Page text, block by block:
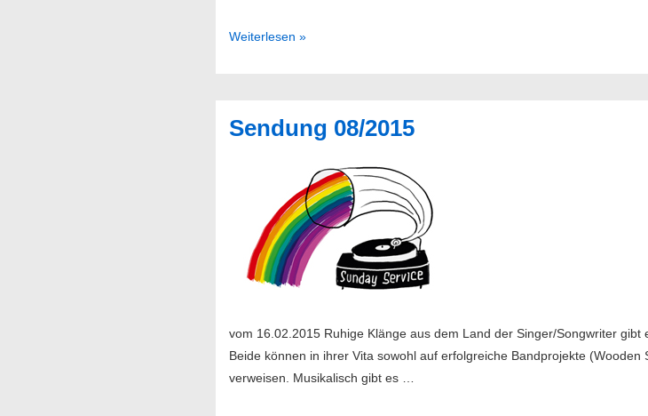
Sendung
Weiterlesen »
Sendung 08/2015
vom 16.02.2015 Ruhige Klänge aus dem Land der Singer/Songwriter gibt
Beide können in ihrer Vita sowohl auf erfolgreiche Bandprojekte
verweisen. Musikalisch gibt es …